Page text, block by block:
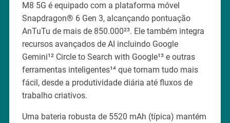
M8 5G é equipado com a plataforma móvel
Snapdragon® 6 Gen 3, alcançando pontuação
AnTuTu de mais de 850.000²³. Ele também integra
recursos avançados de AI incluindo Google
Gemini¹² Circle to Search with Google¹³ e outras
ferramentas inteligentes¹⁴ que tornam tudo mais
fácil, desde a produtividade diária até fluxos de
trabalho criativos.
Uma bateria robusta de 5520 mAh (típica) mantém